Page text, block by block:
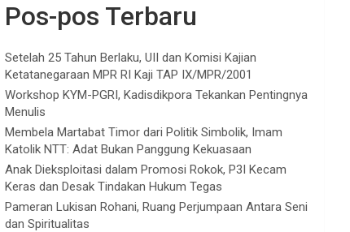
Pos-pos Terbaru
Setelah 25 Tahun Berlaku, UII dan Komisi Kajian
Ketatanegaraan MPR RI Kaji TAP IX/MPR/2001
Workshop KYM-PGRI, Kadisdikpora Tekankan Pentingnya
Menulis
Membela Martabat Timor dari Politik Simbolik, Imam
Katolik NTT: Adat Bukan Panggung Kekuasaan
Anak Dieksploitasi dalam Promosi Rokok, P3I Kecam
Keras dan Desak Tindakan Hukum Tegas
Pameran Lukisan Rohani, Ruang Perjumpaan Antara Seni
dan Spiritualitas